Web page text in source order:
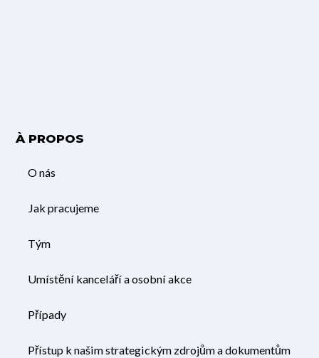
À PROPOS
O nás
Jak pracujeme
Tým
Umístění kanceláří a osobní akce
Případy
Přístup k našim strategickým zdrojům a dokumentům